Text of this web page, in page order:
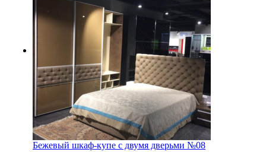
Бежевый шкаф-купе с двумя дверьми №08